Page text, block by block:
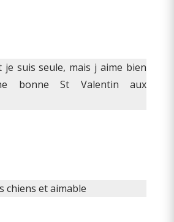
suis seule, mais j aime bien
bonne St Valentin aux
chiens et aimable